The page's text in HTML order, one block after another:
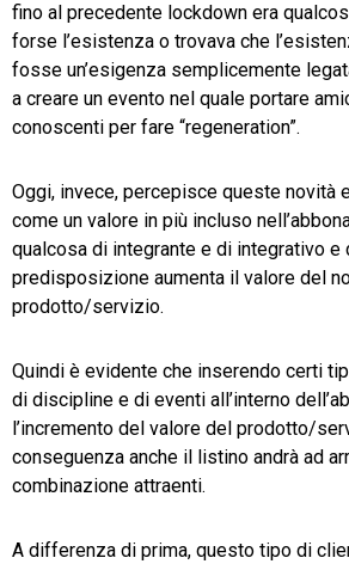
fino al precedente lockdown era
forse l’esistenza o trovava che
fosse un’esigenza semplicemente
a creare un evento nel quale portare
conoscenti per fare “regeneration”.
Oggi, invece, percepisce queste novità
come un valore in più incluso
qualcosa di integrante e di integrativo e
predisposizione aumenta il valore del
prodotto/servizio.
Quindi è evidente che inserendo certi
di discipline e di eventi all’interno
l’incremento del valore del prodotto/
conseguenza anche il listino andrà ad
combinazione attraenti.
A differenza di prima, questo tipo di